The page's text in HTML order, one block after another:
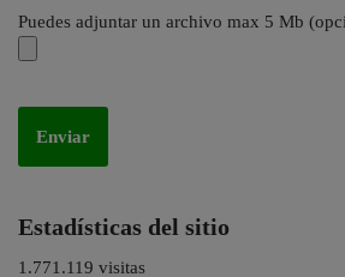
Puedes adjuntar un archivo max 5 Mb
Estadísticas del sitio
1.771.119 visitas